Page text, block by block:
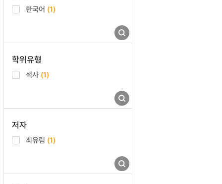
한국어 (1)
학위유형
석사 (1)
저자
최유림 (1)